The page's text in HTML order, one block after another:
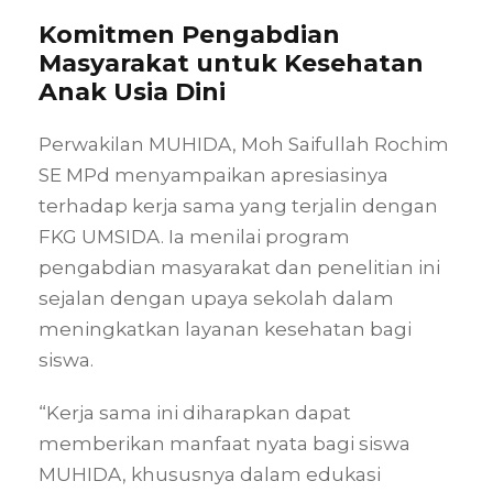
Komitmen Pengabdian
Masyarakat untuk Kesehatan
Anak Usia Dini
Perwakilan MUHIDA, Moh Saifullah Rochim
SE MPd menyampaikan apresiasinya
terhadap kerja sama yang terjalin dengan
FKG UMSIDA. Ia menilai program
pengabdian masyarakat dan penelitian ini
sejalan dengan upaya sekolah dalam
meningkatkan layanan kesehatan bagi
siswa.
“Kerja sama ini diharapkan dapat
memberikan manfaat nyata bagi siswa
MUHIDA, khususnya dalam edukasi